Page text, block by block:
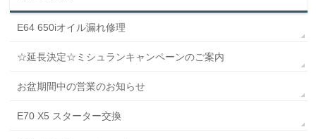
E64 650iオイル漏れ修理
☆延長決定☆ミシュランキャンペーンのご案内
お盆期間中の営業のお知らせ
E70 X5 スターター交換